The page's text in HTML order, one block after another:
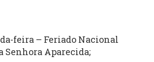
feira – Feriado Nacional
Senhora Aparecida;